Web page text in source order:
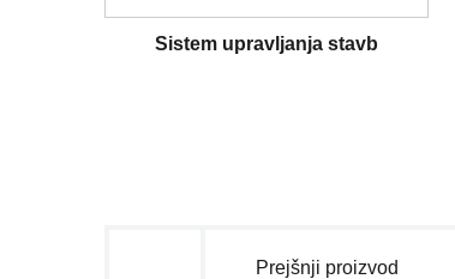
Sistem upravljanja stavb
prispevkaPrejšnji proizvod